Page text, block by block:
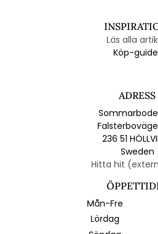
Läs alla
Köp-
ADRESS
236 51
Sweden
Hitta hit
Mån-Fre
Lördag